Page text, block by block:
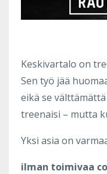
Keskivartalo on
Sen työ jää
eikä se
treenaisi – mutta
Yksi asia on
ilman toimivaa